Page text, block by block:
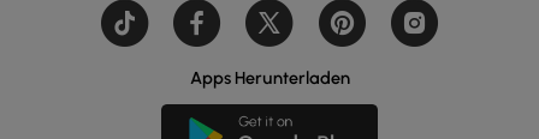
Apps Herunterladen